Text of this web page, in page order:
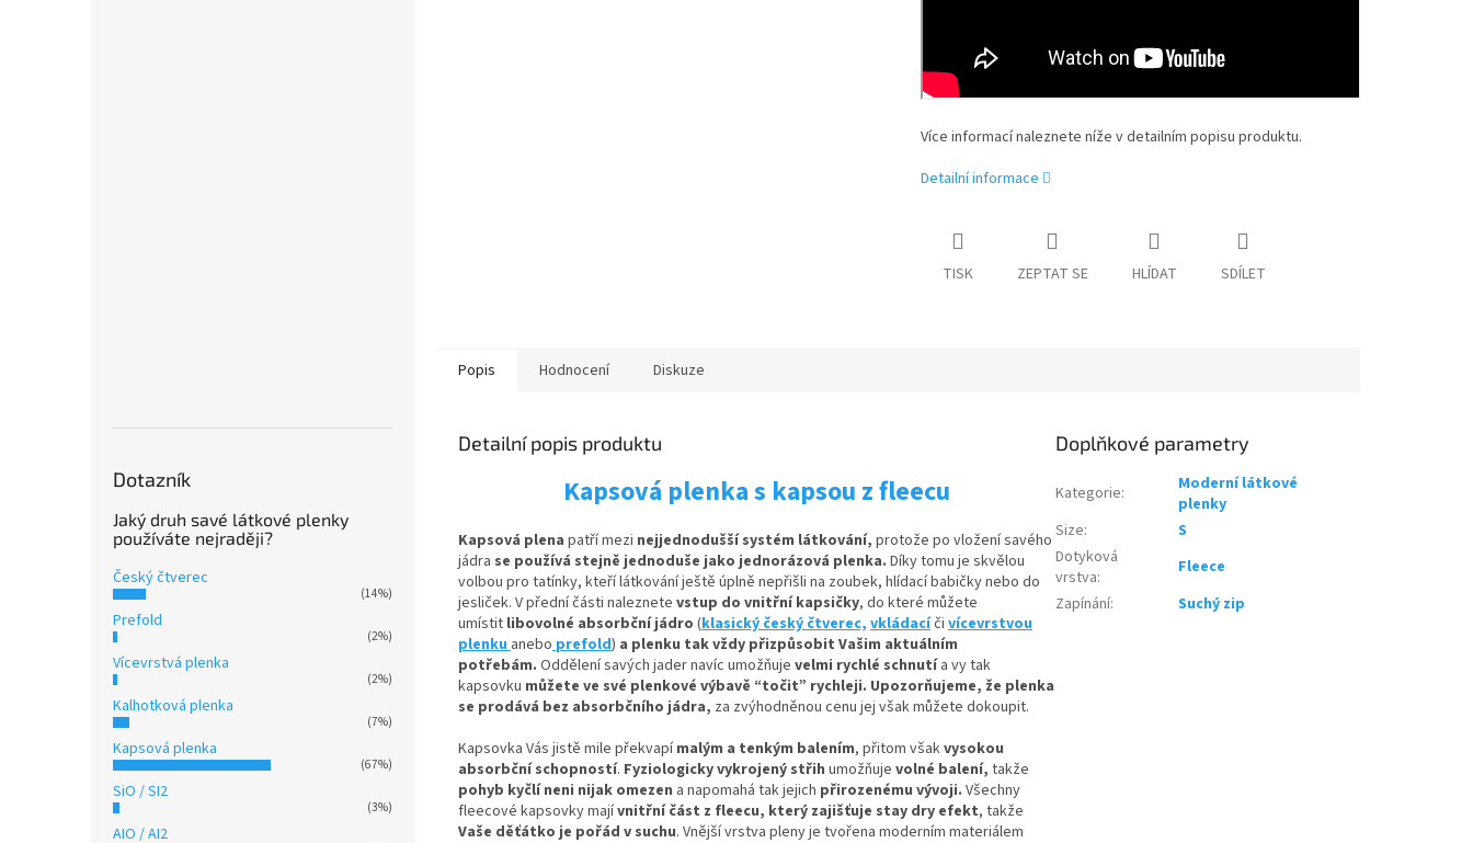
Dotazník
Jaký druh savé látkové plenky
používáte nejraději?
Český čtverec
(14%)
Prefold
(2%)
Vícevrstvá plenka
(2%)
Kalhotková plenka
(7%)
Kapsová plenka
(67%)
SiO / SI2
(3%)
AIO / AI2
Více informací naleznete níže v detailním popisu produktu.
Detailní informace
TISK ZEPTAT SE HLÍDAT SDÍLET
Popis Hodnocení Diskuze
Detailní popis produktu
Kapsová plenka s kapsou z fleecu
Kapsová plena patří mezi nejjednodušší systém látkování, protože po vložení savého
jádra se používá stejně jednoduše jako jednorázová plenka. Díky tomu je skvělou
volbou pro tatínky, kteří látkování ještě úplně nepřišli na zoubek, hlídací babičky nebo do
jesliček. V přední části naleznete vstup do vnitřní kapsičky, do které můžete
umístit libovolné absorbčníjádro (klasický český čtverec, vkládacíči vícevrstvou
plenkuaneboprefold) a plenku tak vždy přizpůsobit Vašim aktuálním
potřebám. Oddělení savých jader navíc umožňuje velmi rychlé schnutía vy tak
kapsovku můžete ve své plenkové výbavě “točit” rychleji. Upozorňujeme, že plenka
se prodává bez absorbčního jádra, za zvýhodněnou cenu jej však můžete dokoupit.
Kapsovka Vás jistě mile překvapímalým a tenkým balením, přitom všakvysokou
absorbční schopností. Fyziologicky vykrojený střih umožňuje volné balení, takže
pohyb kyčlí neni nijak omezen a napomahá tak jejich přirozenému vývoji. Všechny
fleecové kapsovky majívnitřní část z fleecu, který zajišťuje stay dry efekt, takže
Vaše děťátko je pořád v suchu. Vnější vrstva pleny je tvořena moderním materiálem
Doplňkové parametry
Kategorie:
Moderní látkové
plenky
Size:
S
Dotyková
vrstva:
Fleece
Zapínání: Suchý zip